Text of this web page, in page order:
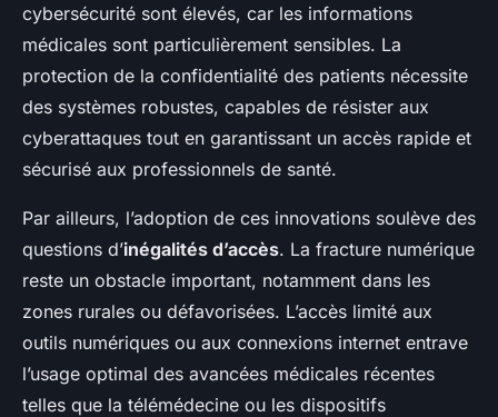
cybersécurité sont élevés, car les informations
médicales sont particulièrement sensibles. La
protection de la confidentialité des patients nécessite
des systèmes robustes, capables de résister aux
cyberattaques tout en garantissant un accès rapide et
sécurisé aux professionnels de santé.
Par ailleurs, l’adoption de ces innovations soulève des
questions d’inégalités d’accès. La fracture numérique
reste un obstacle important, notamment dans les
zones rurales ou défavorisées. L’accès limité aux
outils numériques ou aux connexions internet entrave
l’usage optimal des avancées médicales récentes
telles que la télémédecine ou les dispositifs